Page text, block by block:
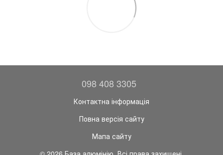
098 408 3305
Контактна інформація
Повна версія сайту
Мапа сайту